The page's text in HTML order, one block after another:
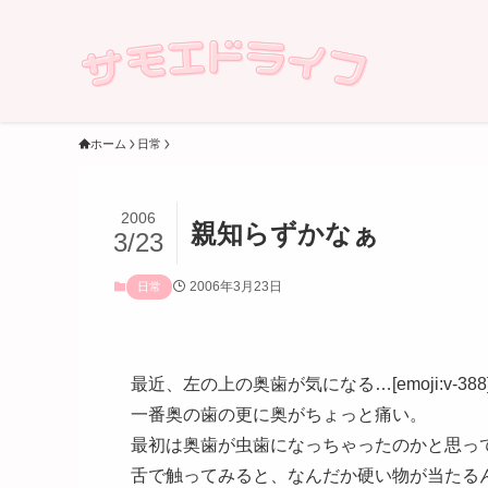
ホーム 日常
親知らずかなぁ
2006
3/23
日常 2006年3月23日
最近、左の上の奥歯が気になる…[emoji:v-
一番奥の歯の更に奥がちょっと痛い。
最初は奥歯が虫歯になっちゃったのかと思っ
舌で触ってみると、なんだか硬い物が当たる